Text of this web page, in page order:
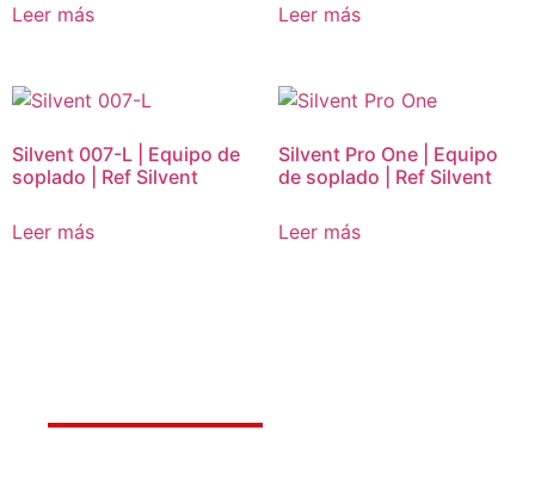
Leer más Leer más
Silvent 007-L | Equipo de
soplado | Ref Silvent
Leer más
Silvent Pro One | Equipo
de soplado | Ref Silvent
Leer más